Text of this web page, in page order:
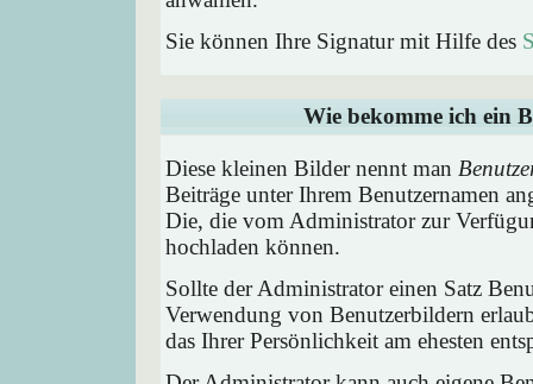
Sie können Ihre Signatur mit Hilfe des
Wie bekomme ich ein
Diese kleinen Bilder nennt man
Beiträge unter Ihrem Benutzernamen
Die, die vom Administrator zur
hochladen können.
Sollte der Administrator einen Satz
Verwendung von Benutzerbildern
das Ihrer Persönlichkeit am ehesten